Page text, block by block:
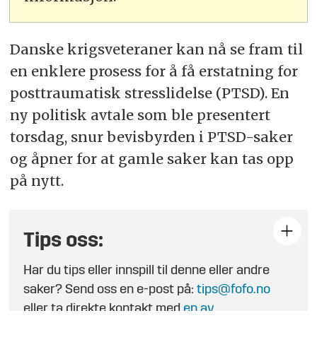
Danske krigsveteraner kan nå se fram til
en enklere prosess for å få erstatning for
posttraumatisk stresslidelse (PTSD). En
ny politisk avtale som ble presentert
torsdag, snur bevisbyrden i PTSD-saker
og åpner for at gamle saker kan tas opp
på nytt.
Tips oss:
Har du tips eller innspill til denne eller andre
saker? Send oss en e-post på:tips@fofo.no
eller ta direkte kontakt med en av